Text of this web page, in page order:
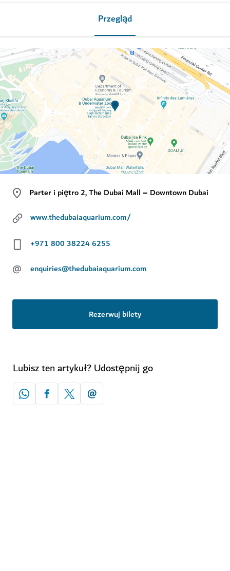
Przegląd
Parter i piętro 2, The Dubai Mall – Downtown Dubai
www.thedubaiaquarium.com/
+971 800 38224 6255
@ enquiries@thedubaiaquarium.com
Rezerwuj bilety
Lubisz ten artykuł? Udostępnij go